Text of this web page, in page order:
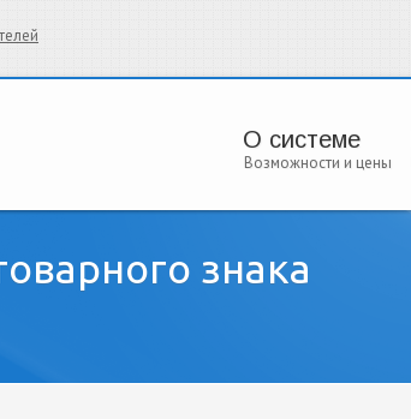
О системе
Возможности и цены
знака